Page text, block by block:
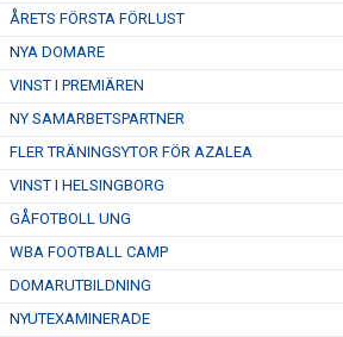
ÅRETS FÖRSTA FÖRLUST
NYA DOMARE
VINST I PREMIÄREN
NY SAMARBETSPARTNER
FLER TRÄNINGSYTOR FÖR AZALEA
VINST I HELSINGBORG
GÅFOTBOLL UNG
WBA FOOTBALL CAMP
DOMARUTBILDNING
NYUTEXAMINERADE